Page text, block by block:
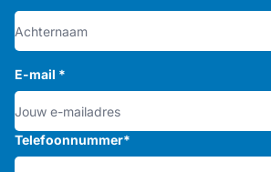
E-mail *
Telefoonnummer*